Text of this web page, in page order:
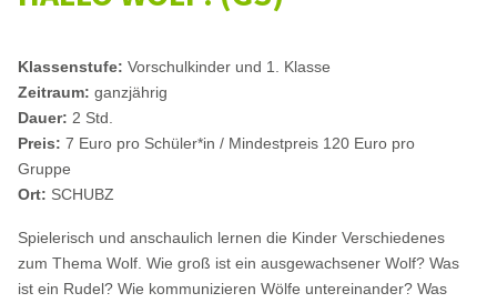
Klassenstufe:Vorschulkinder und 1. Klasse
Zeitraum:ganzjährig
Dauer: 2 Std.
Preis:7 Euro pro Schüler*in / Mindestpreis 120 Euro pro
Gruppe
Ort: SCHUBZ
Spielerisch und anschaulich lernen die Kinder Verschiedenes
zum Thema Wolf. Wie groß ist ein ausgewachsener Wolf? Was
ist ein Rudel? Wie kommunizieren Wölfe untereinander? Was